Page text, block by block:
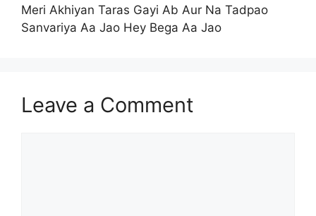
Meri Akhiyan Taras Gayi Ab Aur Na Tadpao
Sanvariya Aa Jao Hey Bega Aa Jao
Leave a Comment